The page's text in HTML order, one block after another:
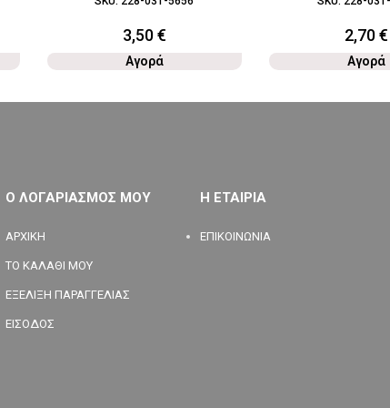
3,50€
Αγορά
2,70€
Αγορά
Ο ΛΟΓΑΡΙΑΣΜΟΣ ΜΟΥ
ΑΡΧΙΚΗ
ΤΟ ΚΑΛΑΘΙ ΜΟΥ
ΕΞΕΛΙΞΗ ΠΑΡΑΓΓΕΛΙΑΣ
ΕΙΣΟΔΟΣ
Η ΕΤΑΙΡΙΑ
ΕΠΙΚΟΙΝΩΝΙΑ